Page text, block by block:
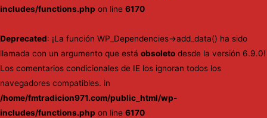
includes/functions.php on line 6170
Deprecated: ¡La función WP_Dependencies->add_data() ha sido
llamada con un argumento que está obsoleto desde la versión 6.9.0!
Los comentarios condicionales de IE los ignoran todos los
navegadores compatibles. in
/home/fmtradicion971.com/public_html/wp-
includes/functions.php on line 6170